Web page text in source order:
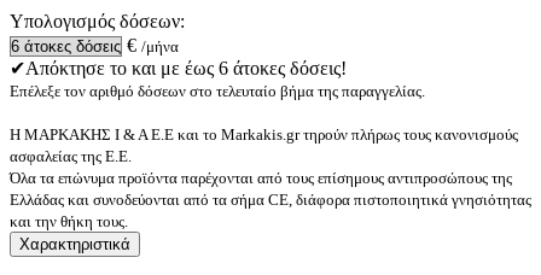
Υπολογισμός δόσεων:
€ /μήνα
✔Απόκτησε το και με έως 6 άτοκες δόσεις!
Επέλεξε τον αριθμό δόσεων στο τελευταίο βήμα της παραγγελίας.
Η ΜΑΡΚΑΚΗΣ Ι & Α Ε.Ε και το Markakis.gr τηρούν πλήρως τους κανονισμούς
ασφαλείας της Ε.Ε.
Όλα τα επώνυμα προϊόντα παρέχονται από τους επίσημους αντιπροσώπους της
Ελλάδας και συνοδεύονται από τα σήμα CE, διάφορα πιστοποιητικά γνησιότητας
και την θήκη τους.
Χαρακτηριστικά